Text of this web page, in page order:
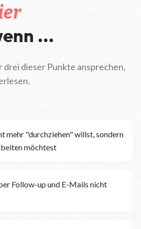
...
drei dieser Punkte ansprechen,
mehr "durchziehen" willst, sondern
möchtest
Follow-up und E-Mails nicht